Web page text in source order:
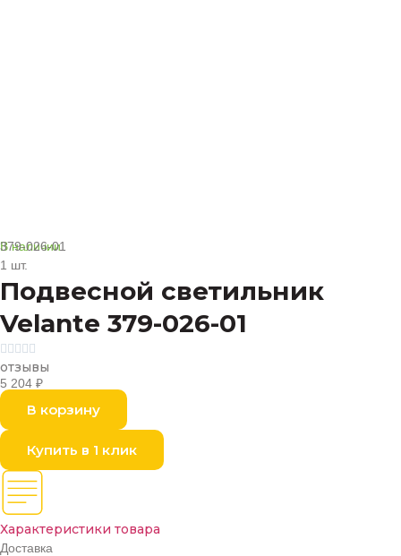
В наличии
1 шт.
Подвесной светильник
Velante 379-026-01
379-026-01
    
отзывы
5 204 ₽
В корзину
Купить в 1 клик
Характеристики товара
Доставка